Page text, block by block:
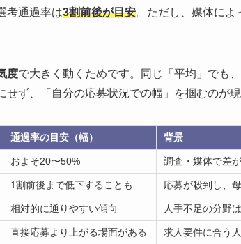
考通過率は3割前後が目安。ただし、媒体によ
度で大きく動くためです。同じ「平均」でも
ず、「自分の応募状況での幅」を掴むのが現
通過率の目安（幅） 背景
およそ20〜50% 調査・媒体で差
1割前後まで低下することも 応募が殺到し、
相対的に通りやすい傾向 人手不足の分野
直接応募より上がる場面がある 求人要件に合う